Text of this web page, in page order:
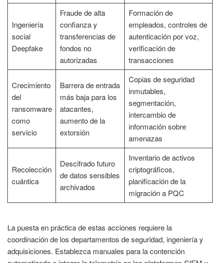
Ingeniería
social
Deepfake
Fraude de alta
confianza y
transferencias de
fondos no
autorizadas
Formación de
empleados, controles de
autenticación por voz,
verificación de
transacciones
Crecimiento
del
ransomware
como
servicio
Barrera de entrada
más baja para los
atacantes,
aumento de la
extorsión
Copias de seguridad
inmutables,
segmentación,
intercambio de
información sobre
amenazas
Recolección
cuántica
Descifrado futuro
de datos sensibles
archivados
Inventario de activos
criptográficos,
planificación de la
migración a PQC
La puesta en práctica de estas acciones requiere la
coordinación de los departamentos de seguridad, ingeniería y
adquisiciones. Establezca manuales para la contención